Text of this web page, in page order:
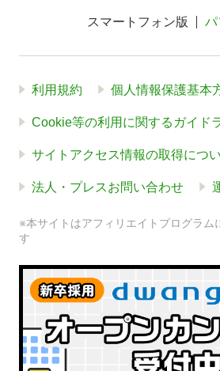
スマートフォン版 パ
利用規約 個人情報保護基本
Cookie等の利用に関するガイド
サイトアクセス情報の取得につ
法人・プレスお問い合わせ
※本サイトはアフィリエイトプログラム
す